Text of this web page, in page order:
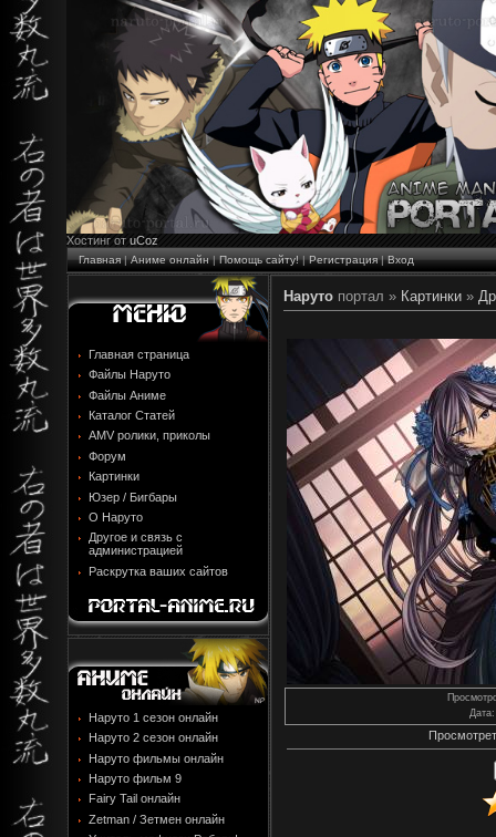
Хостинг от uCoz
Главная|Аниме онлайн|Помощь сайту!|Регистрация|Вход
Главная страница
Файлы Наруто
Файлы Аниме
Каталог Статей
AMV ролики, приколы
Форум
Картинки
Юзер / Бигбары
О Наруто
Другое и связь с
администрацией
Раскрутка ваших сайтов
Наруто 1 сезон онлайн
Наруто 2 сезон онлайн
Наруто фильмы онлайн
Наруто фильм 9
Fairy Tail онлайн
Zetman / Зетмен онлайн
Наруто портал » Картинки »
Дата: